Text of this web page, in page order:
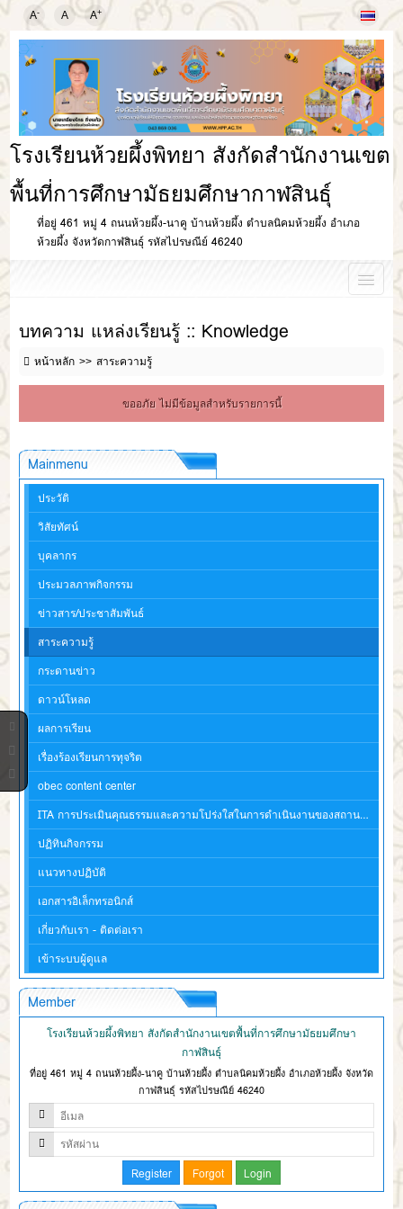
A- A A+
โรงเรียนห้วยผึ้งพิทยา สังกัดสำนักงานเขต
พื้นที่การศึกษามัธยมศึกษากาฬสินธุ์
ที่อยู่ 461 หมู่ 4 ถนนห้วยผึ้ง-นาคู บ้านห้วยผึ้ง ตำบลนิคมห้วยผึ้ง อำเภอ
ห้วยผึ้ง จังหวัดกาฬสินธุ์ รหัสไปรษณีย์ 46240
บทความ แหล่งเรียนรู้ :: Knowledge
หน้าหลัก สาระความรู้
ขออภัย ไม่มีข้อมูลสำหรับรายการนี้
Mainmenu
ประวัติ
วิสัยทัศน์
บุคลากร
ประมวลภาพกิจกรรม
ข่าวสาร/ประชาสัมพันธ์
สาระความรู้
กระดานข่าว
ดาวน์โหลด
ผลการเรียน
เรื่องร้องเรียนการทุจริต
obec content center
ITA การประเมินคุณธรรมและความโปร่งใสในการดำเนินงานของสถานศึกษา
ปฏิทินกิจกรรม
แนวทางปฏิบัติ
เอกสารอิเล็กทรอนิกส์
เกี่ยวกับเรา - ติดต่อเรา
เข้าระบบผู้ดูแล
Member
โรงเรียนห้วยผึ้งพิทยา สังกัดสำนักงานเขตพื้นที่การศึกษามัธยมศึกษา
กาฬสินธุ์
ที่อยู่ 461 หมู่ 4 ถนนห้วยผึ้ง-นาคู บ้านห้วยผึ้ง ตำบลนิคมห้วยผึ้ง อำเภอห้วยผึ้ง จังหวัด
กาฬสินธุ์ รหัสไปรษณีย์ 46240